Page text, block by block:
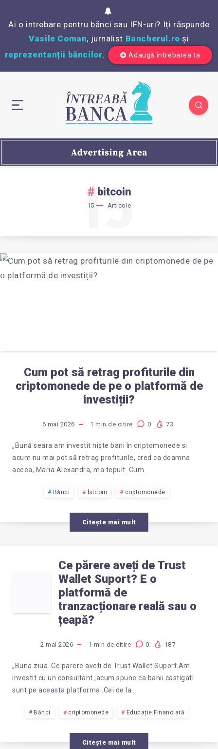
Ai o intrebare pentru bănci sau IFN-uri? Iți răspunde
Vasile Coman, jurnalist Bancherul.ro și
reprezentanții băncilor. Adaugă întrebarea ta
bitcoin
15 Articole
15
Cum pot să retrag profiturile din
criptomonede de pe o platformă de
investiții?
6 mai 2026 1 min de citire 0 73
„Bună seara am investit niște bani în criptomonede si
acum nu mai pot să retrag profiturile, cred ca doamna
aceea, Maria Alexandra, ma tepuit. Cum…
Bănci bitcoin criptomonede
Citește mai mult
PĂRERE
AVEȚI
DE
TRUST
WALLET
SUPORT?
Ce părere aveți de Trust
Wallet Suport? E o
platformă de
tranzacționare reală sau o
țeapă?
2 mai 2026 1 min de citire 0 187
„Buna ziua .Ce parere aveti de Trust Wallet Suport.Am
investit cu un consultant ,acum spune ca banii castigati
sunt pe aceasta platforma .Cei de la…
Bănci criptomonede Educație Financiară
Citește mai mult